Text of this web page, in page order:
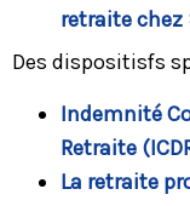
retraite chez
Des dispositisfs
Indemnité
Retraite
La retraite